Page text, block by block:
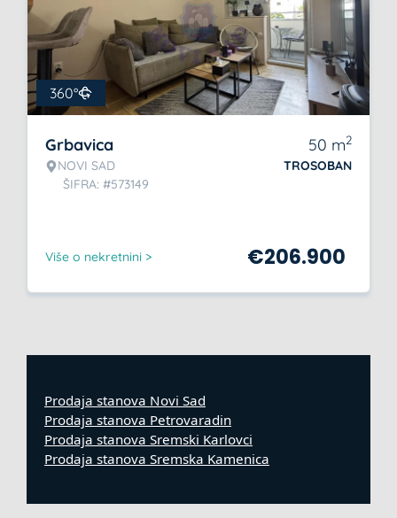
360°
Grbavica
NOVI SAD
ŠIFRA: #573149
50 m2
TROSOBAN
Više o nekretnini > €206.900
Prodaja stanova Novi Sad
Prodaja stanova Petrovaradin
Prodaja stanova Sremski Karlovci
Prodaja stanova Sremska Kamenica